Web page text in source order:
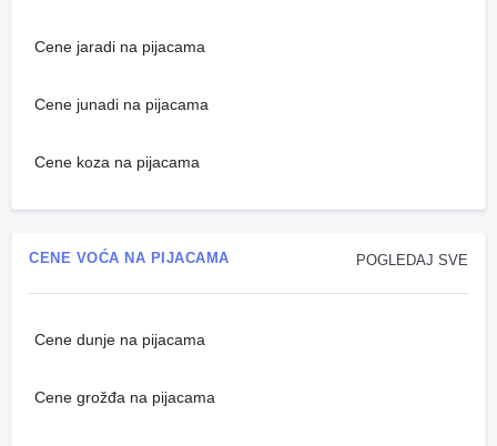
Cene jaradi na pijacama
Cene junadi na pijacama
Cene koza na pijacama
POGLEDAJ SVE
CENE VOĆA NA PIJACAMA
Cene dunje na pijacama
Cene grožđa na pijacama